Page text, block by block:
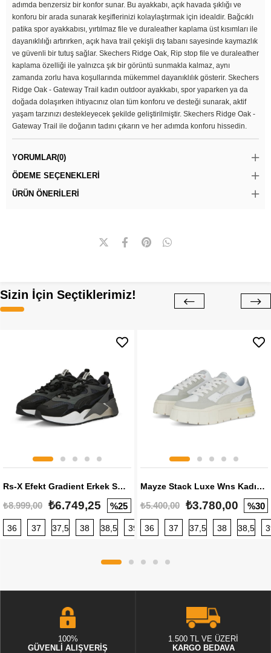
adımda benzersiz bir konfor sunar. Bu ayakkabı, açık havada şıklığı ve
konforu bir arada sunarak keşiflerinizi kolaylaştırmak için idealdir. Bağcıklı
patika spor ayakkabısı, yırtılmaz file ve duraleather kaplama üst kısımları ile
dayanıklılığı artırırken, açık hava trail çekişli dış tabanı sayesinde kaymazlık
ve güvenli bir tutuş sağlar. Skechers Ridge Oak, Rip stop file ve duraleather
kaplama özelliği ile yalnızca şık bir görüntü sunmakla kalmaz, aynı
zamanda zorlu hava koşullarında mükemmel dayanıklılık gösterir. Skechers
Ridge Oak - Gateway Trail kadın outdoor ayakkabı, spor yaparken ya da
doğada dolaşırken ihtiyacınız olan tüm konforu ve desteği sunarak, aktif
yaşam tarzınızı destekleyecek şekilde geliştirilmiştir. Skechers Ridge Oak -
Gateway Trail ile doğanın tadını çıkarın ve her adımda konforu hissedin.
YORUMLAR(0)
ÖDEME SEÇENEKLERI
ÜRÜN ÖNERILERI
Sizin İçin Seçtiklerimiz!
Rs-X Efekt Gradient Erkek Sneaker
₺8.999,00 ₺6.749,25 %25
36 37 37,5 38 38,5 39 40 40,5 41 42 42,5
Mayze Stack Luxe Wns Kadın Sneaker
₺5.400,00 ₺3.780,00 %30
36 37 37,5 38 38,5
100%
GÜVENLİ ALIŞVERİŞ
1.500 TL VE ÜZERİ
KARGO BEDAVA